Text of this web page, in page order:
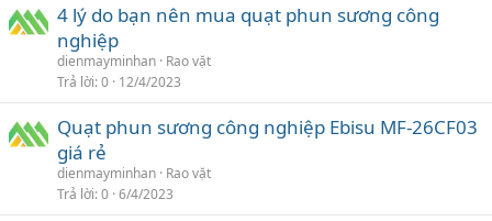
4 lý do bạn nên mua quạt phun sương công
nghiệp
dienmayminhan Rao vặt
Trả lời 0 12/4/2023
Quạt phun sương công nghiệp Ebisu MF-26CF03
giá rẻ
dienmayminhan Rao vặt
Trả lời 0 6/4/2023